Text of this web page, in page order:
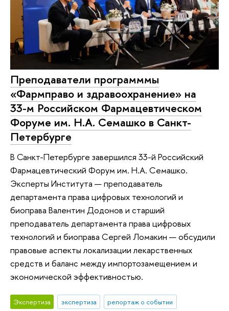
Преподаватели программмы
«Фармправо и здравоохранение» на
33-м Российском Фармацевтическом
Форуме им. Н.А. Семашко в Санкт-
Петербурге
В Санкт-Петербурге завершился 33-й Российский
Фармацевтический Форум им. Н.А. Семашко.
Эксперты Института — преподаватель
департамента права цифровых технологий и
биоправа Валентин Додонов и старший
преподаватель департамента права цифровых
технологий и биоправа Сергей Ломакин — обсудили
правовые аспекты локализации лекарственных
средств и баланс между импортозамещением и
экономической эффективностью.
Экспертиза экспертиза репортаж о событии